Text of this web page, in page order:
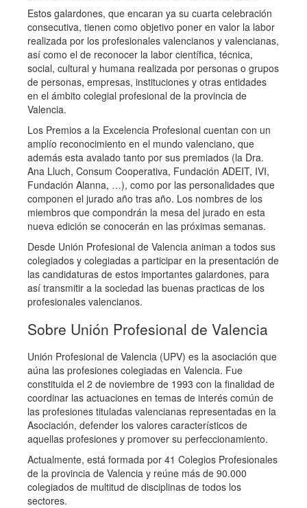
Estos galardones, que encaran ya su cuarta celebración
consecutiva, tienen como objetivo poner en valor la labor
realizada por los profesionales valencianos y valencianas,
así como el de reconocer la labor científica, técnica,
social, cultural y humana realizada por personas o grupos
de personas, empresas, instituciones y otras entidades
en el ámbito colegial profesional de la provincia de
Valencia.
Los Premios a la Excelencia Profesional cuentan con un
amplío reconocimiento en el mundo valenciano, que
además esta avalado tanto por sus premiados (la Dra.
Ana Lluch, Consum Cooperativa, Fundación ADEIT, IVI,
Fundación Alanna, …), como por las personalidades que
componen el jurado año tras año. Los nombres de los
miembros que compondrán la mesa del jurado en esta
nueva edición se conocerán en las próximas semanas.
Desde Unión Profesional de Valencia animan a todos sus
colegiados y colegiadas a participar en la presentación de
las candidaturas de estos importantes galardones, para
así transmitir a la sociedad las buenas practicas de los
profesionales valencianos.
Sobre Unión Profesional de Valencia
Unión Profesional de Valencia (UPV) es la asociación que
aúna las profesiones colegiadas en Valencia. Fue
constituida el 2 de noviembre de 1993 con la finalidad de
coordinar las actuaciones en temas de interés común de
las profesiones tituladas valencianas representadas en la
Asociación, defender los valores característicos de
aquellas profesiones y promover su perfeccionamiento.
Actualmente, está formada por 41 Colegios Profesionales
de la provincia de Valencia y reúne más de 90.000
colegiados de multitud de disciplinas de todos los
sectores.